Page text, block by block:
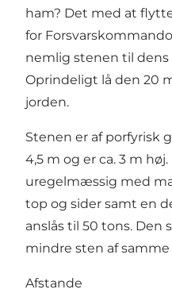
ham? Det med at
for
nemlig stenen til
Oprindeligt lå den 20
jorden.
Stenen er af porfyrisk
4,5 m og er ca. 3 m
uregelmæssig med
top og sider samt en
anslås til 50 tons. Den
mindre sten af
Afstande